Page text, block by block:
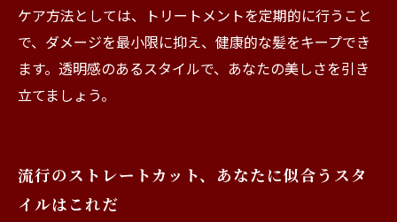
ケア方法としては、トリートメントを定期的に行うこと
で、ダメージを最小限に抑え、健康的な髪をキープでき
ます。透明感のあるスタイルで、あなたの美しさを引き
立てましょう。
流行のストレートカット、あなたに似合うスタ
イルはこれだ